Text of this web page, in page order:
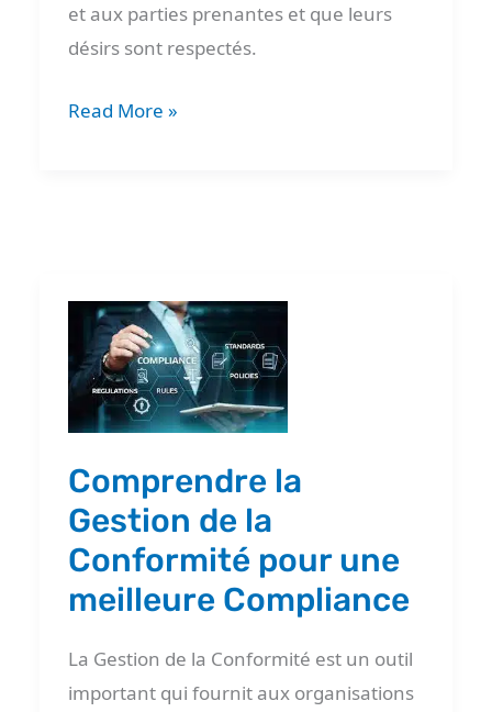
et aux parties prenantes et que leurs
désirs sont respectés.
Read More »
Comprendre la
Gestion de la
Conformité pour une
meilleure Compliance
La Gestion de la Conformité est un outil
important qui fournit aux organisations
Comprendre
la
Gestion
de
Conformité
pour
une
meilleure